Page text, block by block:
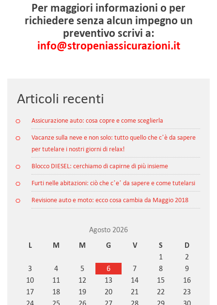
Per maggiori informazioni o per
richiedere senza alcun impegno un
preventivo scrivi a:
info@stropeniassicurazioni.it
Articoli recenti
Assicurazione auto: cosa copre e come sceglierla
Vacanze sulla neve e non solo: tutto quello che c’è da sapere
per tutelare i nostri giorni di relax!
Blocco DIESEL: cerchiamo di capirne di più insieme
Furti nelle abitazioni: ciò che c’e’ da sapere e come tutelarsi
Revisione auto e moto: ecco cosa cambia da Maggio 2018
Agosto 2026
L
M M G V S
D
1
2
3
4 5 6 7 8
9
10
11 12 13 14 15
16
17
18 19 20 21 22
23